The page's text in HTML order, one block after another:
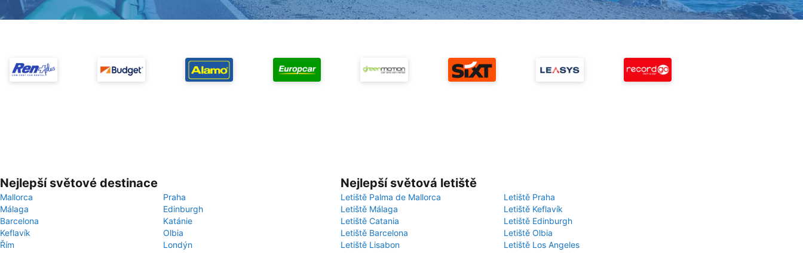
Nejlepší světové destinace
Mallorca
Praha
Málaga
Edinburgh
Barcelona
Katánie
Keflavík
Olbia
Řím
Londýn
Nejlepší světová letiště
Letiště Palma de Mallorca
Letiště Praha
Letiště Málaga
Letiště Keflavík
Letiště Catania
Letiště Edinburgh
Letiště Barcelona
Letiště Olbia
Letiště Lisabon
Letiště Los Angeles